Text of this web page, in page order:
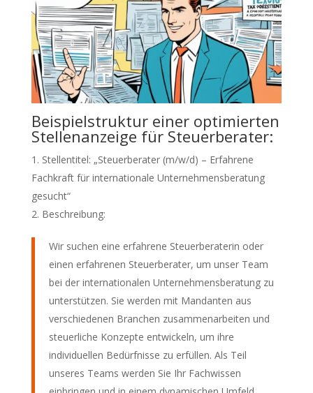
Beispielstruktur einer optimierten
Stellenanzeige für Steuerberater:
Stellentitel: „Steuerberater (m/w/d) – Erfahrene
Fachkraft für internationale Unternehmensberatung
gesucht“
Beschreibung:
Wir suchen eine erfahrene Steuerberaterin oder
einen erfahrenen Steuerberater, um unser Team
bei der internationalen Unternehmensberatung zu
unterstützen. Sie werden mit Mandanten aus
verschiedenen Branchen zusammenarbeiten und
steuerliche Konzepte entwickeln, um ihre
individuellen Bedürfnisse zu erfüllen. Als Teil
unseres Teams werden Sie Ihr Fachwissen